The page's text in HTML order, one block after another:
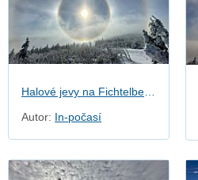
Halové jevy na Fichtelbergu
Autor: In-počasí